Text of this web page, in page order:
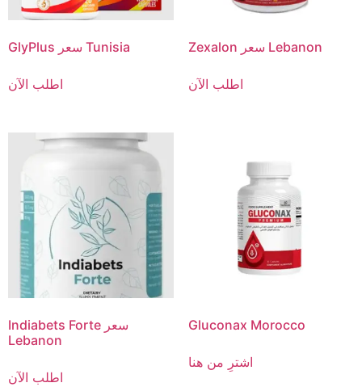
GlyPlus سعر Tunisia
اطلب الآن
Zexalon سعر Lebanon
اطلب الآن
Indiabets Forte سعر
Lebanon
اطلب الآن
Gluconax Morocco
اشترِ من هنا